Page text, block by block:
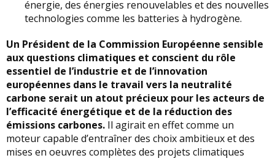
énergie, des énergies renouvelables et des nouvelles
technologies comme les batteries à hydrogène.
Un Président de la Commission Européenne sensible
aux questions climatiques et conscient du rôle
essentiel de l’industrie et de l’innovation
européennes dans le travail vers la neutralité
carbone serait un atout précieux pour les acteurs de
l’efficacité énergétique et de la réduction des
émissions carbones. Il agirait en effet comme un
moteur capable d’entraîner des choix ambitieux et des
mises en oeuvres complètes des projets climatiques